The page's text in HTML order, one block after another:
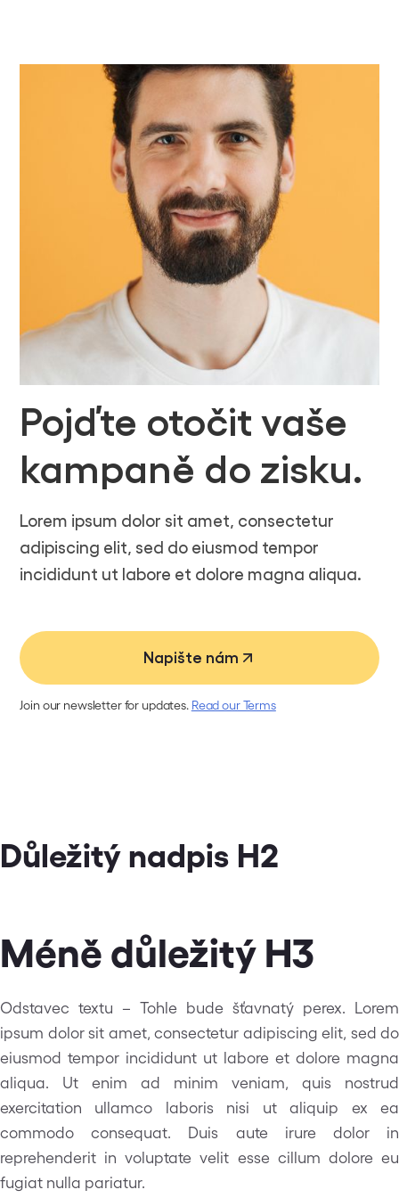
Pojďte otočit vaše
kampaně do zisku.
Lorem ipsum dolor sit amet, consectetur
adipiscing elit, sed do eiusmod tempor
incididunt ut labore et dolore magna aliqua.
Napište nám
Join our newsletter for updates. Read our Terms
Důležitý nadpis H2
Méně důležitý H3
Odstavec textu – Tohle bude šťavnatý perex. Lorem
ipsum dolor sit amet, consectetur adipiscing elit, sed do
eiusmod tempor incididunt ut labore et dolore magna
aliqua. Ut enim ad minim veniam, quis nostrud
exercitation ullamco laboris nisi ut aliquip ex ea
commodo consequat. Duis aute irure dolor in
reprehenderit in voluptate velit esse cillum dolore eu
fugiat nulla pariatur.